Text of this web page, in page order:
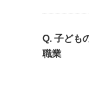
子ども
職業